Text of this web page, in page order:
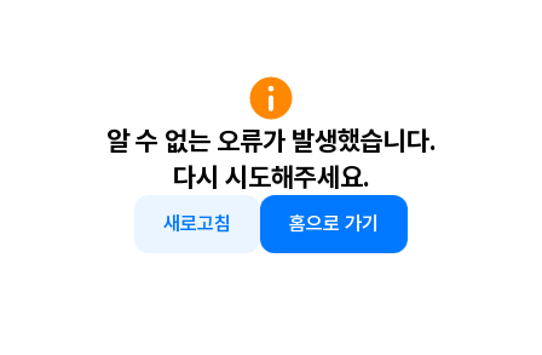
알 수 없는 오류가 발생했습니다.
다시 시도해주세요.
새로고침 홈으로 가기